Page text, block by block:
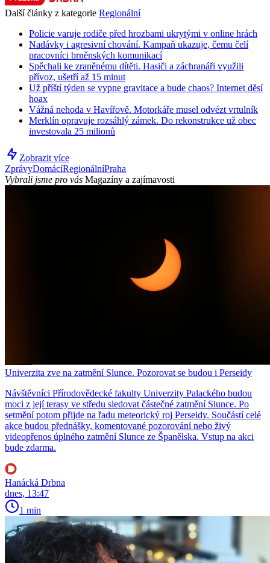
Další články z kategorie Regionální
Policie varuje rodiče před hrozbami ukrytými v online hrách
Nadávky i agresivní chování. Kampaň ukazuje, čemu čelí
pracovníci brněnských komunikací
Spěchali ke zraněnému dítěti. Hasiči a záchranáři využili
přívoz, ušetří až 15 minut
Už příští týden se vypne gravitace a bude chaos? Internet děsí
hoax
Vážná nehoda v Havířově. Motorkáře musel odvézt vrtulník
Merklín opravuje rozsáhlý zámek. Do rekonstrukce už obec
investovala 25 milionů
Zobrazit více
ZprávyDomácíRegionálníPraha
Vybrali jsme pro vás Magazíny a zajímavosti
Univerzita zve na zatmění Slunce. Pozorovat se budou i Perseidy
Návštěvníci Přírodovědecké fakulty Univerzity Palackého budou
moci z její terasy ve středu sledovat částečné zatmění Slunce. Po
setmění potom přijde na řadu meteorický roj Perseidy. Součástí celé
akce budou přednášky, komentované pozorování nebo živý
videopřenos úplného zatmění Slunce ze Španělska. Vstup na akci
bude zdarma.
Hanácká Drbna
dnes, 13:47
1 min